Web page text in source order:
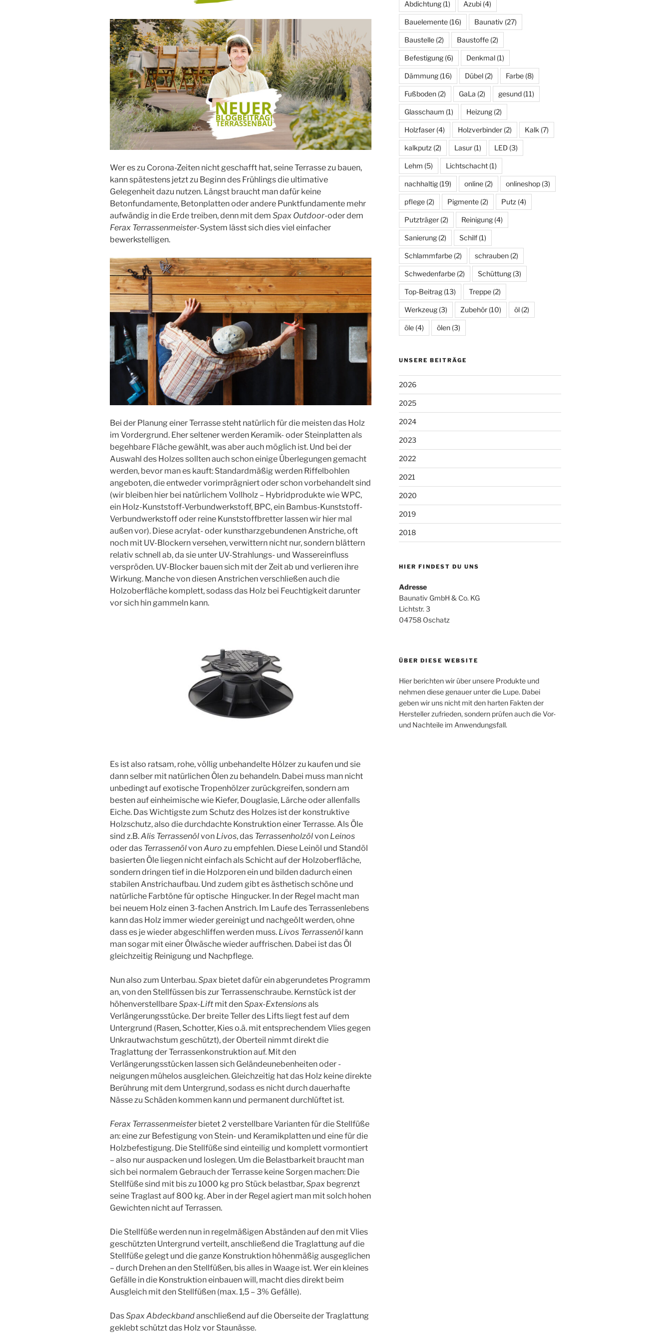
Wer es zu Corona-Zeiten nicht geschafft hat, seine Terrasse zu bauen,
kann spätestens jetzt zu Beginn des Frühlings die ultimative
Gelegenheit dazu nutzen. Längst braucht man dafür keine
Betonfundamente, Betonplatten oder andere Punktfundamente mehr
aufwändig in die Erde treiben, denn mit dem Spax Outdoor-oder dem
Ferax Terrassenmeister-System lässt sich dies viel einfacher
bewerkstelligen.
Bei der Planung einer Terrasse steht natürlich für die meisten das Holz
im Vordergrund. Eher seltener werden Keramik- oder Steinplatten als
begehbare Fläche gewählt, was aber auch möglich ist. Und bei der
Auswahl des Holzes sollten auch schon einige Überlegungen gemacht
werden, bevor man es kauft: Standardmäßig werden Riffelbohlen
angeboten, die entweder vorimprägniert oder schon vorbehandelt sind
(wir bleiben hier bei natürlichem Vollholz – Hybridprodukte wie WPC,
ein Holz-Kunststoff-Verbundwerkstoff, BPC, ein Bambus-Kunststoff-
Verbundwerkstoff oder reine Kunststoffbretter lassen wir hier mal
außen vor). Diese acrylat- oder kunstharzgebundenen Anstriche, oft
noch mit UV-Blockern versehen, verwittern nicht nur, sondern blättern
relativ schnell ab, da sie unter UV-Strahlungs- und Wassereinfluss
verspröden. UV-Blocker bauen sich mit der Zeit ab und verlieren ihre
Wirkung. Manche von diesen Anstrichen verschließen auch die
Holzoberfläche komplett, sodass das Holz bei Feuchtigkeit darunter
vor sich hin gammeln kann.
Es ist also ratsam, rohe, völlig unbehandelte Hölzer zu kaufen und sie
dann selber mit natürlichen Ölen zu behandeln. Dabei muss man nicht
unbedingt auf exotische Tropenhölzer zurückgreifen, sondern am
besten auf einheimische wie Kiefer, Douglasie, Lärche oder allenfalls
Eiche. Das Wichtigste zum Schutz des Holzes ist der konstruktive
Holzschutz, also die durchdachte Konstruktion einer Terrasse. Als Öle
sind z.B.Alis Terrassenölvon Livos, das Terrassenholzölvon Leinos
oder das TerrassenölvonAuro zu empfehlen. Diese Leinöl und Standöl
basierten Öle liegen nicht einfach als Schicht auf der Holzoberfläche,
sondern dringen tief in die Holzporen ein und bilden dadurch einen
stabilen Anstrichaufbau. Und zudem gibt es ästhetisch schöne und
natürliche Farbtöne für optische Hingucker. In der Regel macht man
bei neuem Holz einen 3-fachen Anstrich. Im Laufe des Terrassenlebens
kann das Holz immer wieder gereinigt und nachgeölt werden, ohne
dass es je wieder abgeschliffen werden muss. Livos Terrassenöl kann
man sogar mit einer Ölwäsche wieder auffrischen. Dabei ist das Öl
gleichzeitig Reinigung und Nachpflege.
Nun also zum Unterbau.Spax bietet dafür ein abgerundetes Programm
an, von den Stellfüssen bis zur Terrassenschraube. Kernstück ist der
höhenverstellbareSpax-Lift mit denSpax-Extensionsals
Verlängerungsstücke. Der breite Teller des Lifts liegt fest auf dem
Untergrund (Rasen, Schotter, Kies o.ä. mit entsprechendem Vlies gegen
Unkrautwachstum geschützt), der Oberteil nimmt direkt die
Traglattung der Terrassenkonstruktion auf. Mit den
Verlängerungsstücken lassen sich Geländeunebenheiten oder -
neigungen mühelos ausgleichen. Gleichzeitig hat das Holz keine direkte
Berührung mit dem Untergrund, sodass es nicht durch dauerhafte
Nässe zu Schäden kommen kann und permanent durchlüftet ist.
Ferax Terrassenmeisterbietet 2 verstellbare Varianten für die Stellfüße
an: eine zur Befestigung von Stein- und Keramikplatten und eine für die
Holzbefestigung. Die Stellfüße sind einteilig und komplett vormontiert
– also nur auspacken und loslegen. Um die Belastbarkeit braucht man
sich bei normalem Gebrauch der Terrasse keine Sorgen machen: Die
Stellfüße sind mit bis zu 1000 kg pro Stück belastbar,Spax begrenzt
seine Traglast auf 800 kg. Aber in der Regel agiert man mit solch hohen
Gewichten nicht auf Terrassen.
Die Stellfüße werden nun in regelmäßigen Abständen auf den mit Vlies
geschützten Untergrund verteilt, anschließend die Traglattung auf die
Stellfüße gelegt und die ganze Konstruktion höhenmäßig ausgeglichen
– durch Drehen an den Stellfüßen, bis alles in Waage ist. Wer ein kleines
Gefälle in die Konstruktion einbauen will, macht dies direkt beim
Ausgleich mit den Stellfüßen (max. 1,5 – 3% Gefälle).
DasSpax Abdeckbandanschließend auf die Oberseite der Traglattung
geklebt schützt das Holz vor Staunässe.
Abdichtung(1) Azubi(4)
Bauelemente(16) Baunativ (27)
Baustelle(2) Baustoffe(2)
Befestigung(6) Denkmal(1)
Dämmung(16) Dübel(2) Farbe(8)
Fußboden(2) GaLa (2) gesund(11)
Glasschaum (1) Heizung(2)
Holzfaser(4) Holzverbinder(2) Kalk (7)
kalkputz (2) Lasur(1) LED(3)
Lehm (5) Lichtschacht(1)
nachhaltig(19) online(2) onlineshop(3)
pflege(2) Pigmente(2) Putz (4)
Putzträger(2) Reinigung(4)
Sanierung(2) Schilf(1)
Schlammfarbe(2) schrauben(2)
Schwedenfarbe(2) Schüttung(3)
Top-Beitrag(13) Treppe(2)
Werkzeug(3) Zubehör(10) öl(2)
öle(4) ölen(3)
UNSERE BEITRÄGE
2026
2025
2024
2023
2022
2021
2020
2019
2018
HIER FINDEST DU UNS
Adresse
Baunativ GmbH & Co. KG
Lichtstr. 3
04758 Oschatz
ÜBER DIESE WEBSITE
Hier berichten wir über unsere Produkte und
nehmen diese genauer unter die Lupe. Dabei
geben wir uns nicht mit den harten Fakten der
Hersteller zufrieden, sondern prüfen auch die Vor-
und Nachteile im Anwendungsfall.